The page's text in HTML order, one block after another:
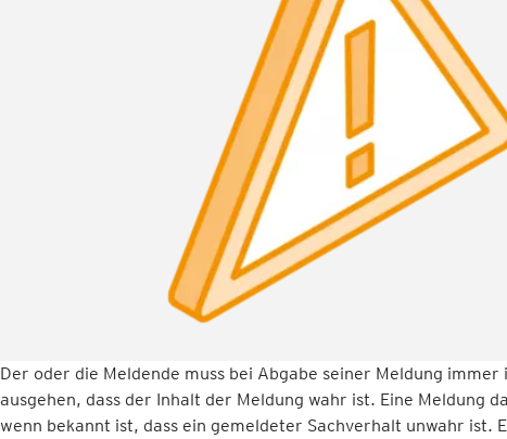
Der oder die Meldende muss bei Abgabe seiner Meldung
ausgehen, dass der Inhalt der Meldung wahr ist. Eine Meldung
wenn bekannt ist, dass ein gemeldeter Sachverhalt unwahr ist.